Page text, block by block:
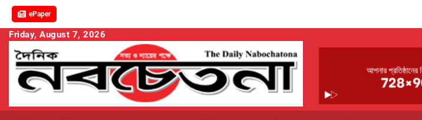
ePaper
Skip
content
Friday, August 7, 2026